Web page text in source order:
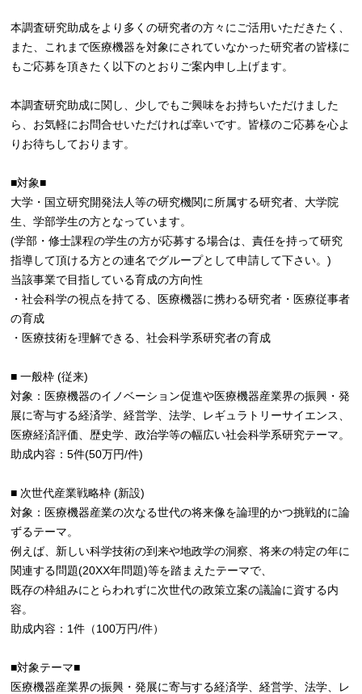
本調査研究助成をより多くの研究者の方々にご活用いただきたく、
また、これまで医療機器を対象にされていなかった研究者の皆様に
もご応募を頂きたく以下のとおりご案内申し上げます。
本調査研究助成に関し、少しでもご興味をお持ちいただけました
ら、お気軽にお問合せいただければ幸いです。皆様のご応募を心よ
りお待ちしております。
■対象■
大学・国立研究開発法人等の研究機関に所属する研究者、大学院
生、学部学生の方となっています。
(学部・修士課程の学生の方が応募する場合は、責任を持って研究
指導して頂ける方との連名でグループとして申請して下さい。)
当該事業で目指している育成の方向性
・社会科学の視点を持てる、医療機器に携わる研究者・医療従事者
の育成
・医療技術を理解できる、社会科学系研究者の育成
■ 一般枠 (従来)
対象：医療機器のイノベーション促進や医療機器産業界の振興・発
展に寄与する経済学、経営学、法学、レギュラトリーサイエンス、
医療経済評価、歴史学、政治学等の幅広い社会科学系研究テーマ。
助成内容：5件(50万円/件)
■ 次世代産業戦略枠 (新設)
対象：医療機器産業の次なる世代の将来像を論理的かつ挑戦的に論
ずるテーマ。
例えば、新しい科学技術の到来や地政学の洞察、将来の特定の年に
関連する問題(20XX年問題)等を踏まえたテーマで、
既存の枠組みにとらわれずに次世代の政策立案の議論に資する内
容。
助成内容：1件（100万円/件）
■対象テーマ■
医療機器産業界の振興・発展に寄与する経済学、経営学、法学、レ